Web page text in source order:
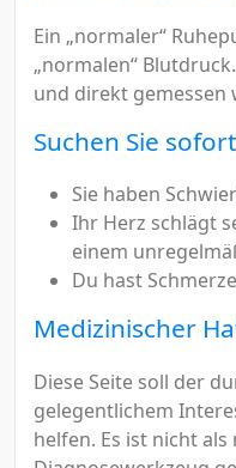
Ein „normaler“
„normalen“
und direkt gemessen
Suchen Sie
Sie haben
Ihr Herz schlägt
einem
Du hast
Medizinischer
Diese Seite soll der
gelegentlichem
helfen. Es ist nicht als